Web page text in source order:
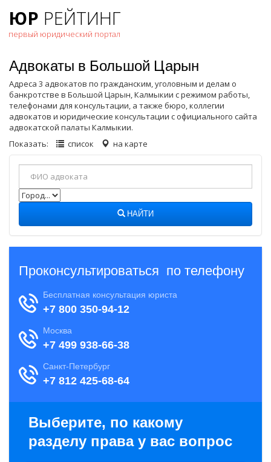
ЮР РЕЙТИНГ
первый юридический портал
Адвокаты в Большой Царын
Адреса 3 адвокатов по гражданским, уголовным и делам о
банкротстве в Большой Царын, Калмыкии с режимом работы,
телефонами для консультации, а также бюро, коллегии
адвокатов и юридические консультации с официального сайта
адвокатской палаты Калмыкии.
Показать:
список на карте
НАЙТИ